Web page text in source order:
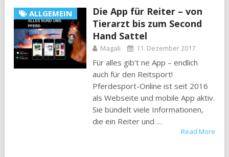
ALLGEMEIN
Die App für Reiter – von
Tierarzt bis zum Second
Hand Sattel
Magali 11. Dezember 2017
Für alles gib’t ne App – endlich
auch für den Reitsport!
Pferdesport-Online ist seit 2016
als Webseite und mobile App aktiv.
Sie bündelt viele Informationen,
die ein Reiter und …
Read More